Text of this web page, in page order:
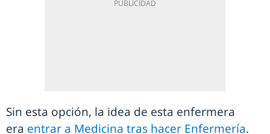
Sin esta opción, la idea de esta enfermera
era entrar a Medicina tras hacer Enfermería.